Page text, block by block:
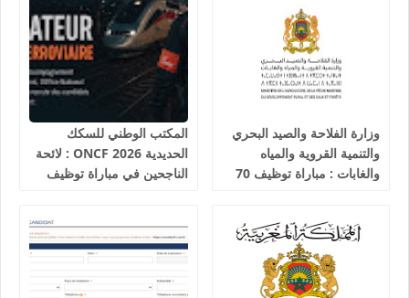
وزارة الفلاحة والصيد البحري
والتنمية القروية والمياه
والغابات : مباراة توظيف 70
المكتب الوطني للسكك
الحديدية 2026 ONCF : لائحة
الناجحين في مباراة توظيف